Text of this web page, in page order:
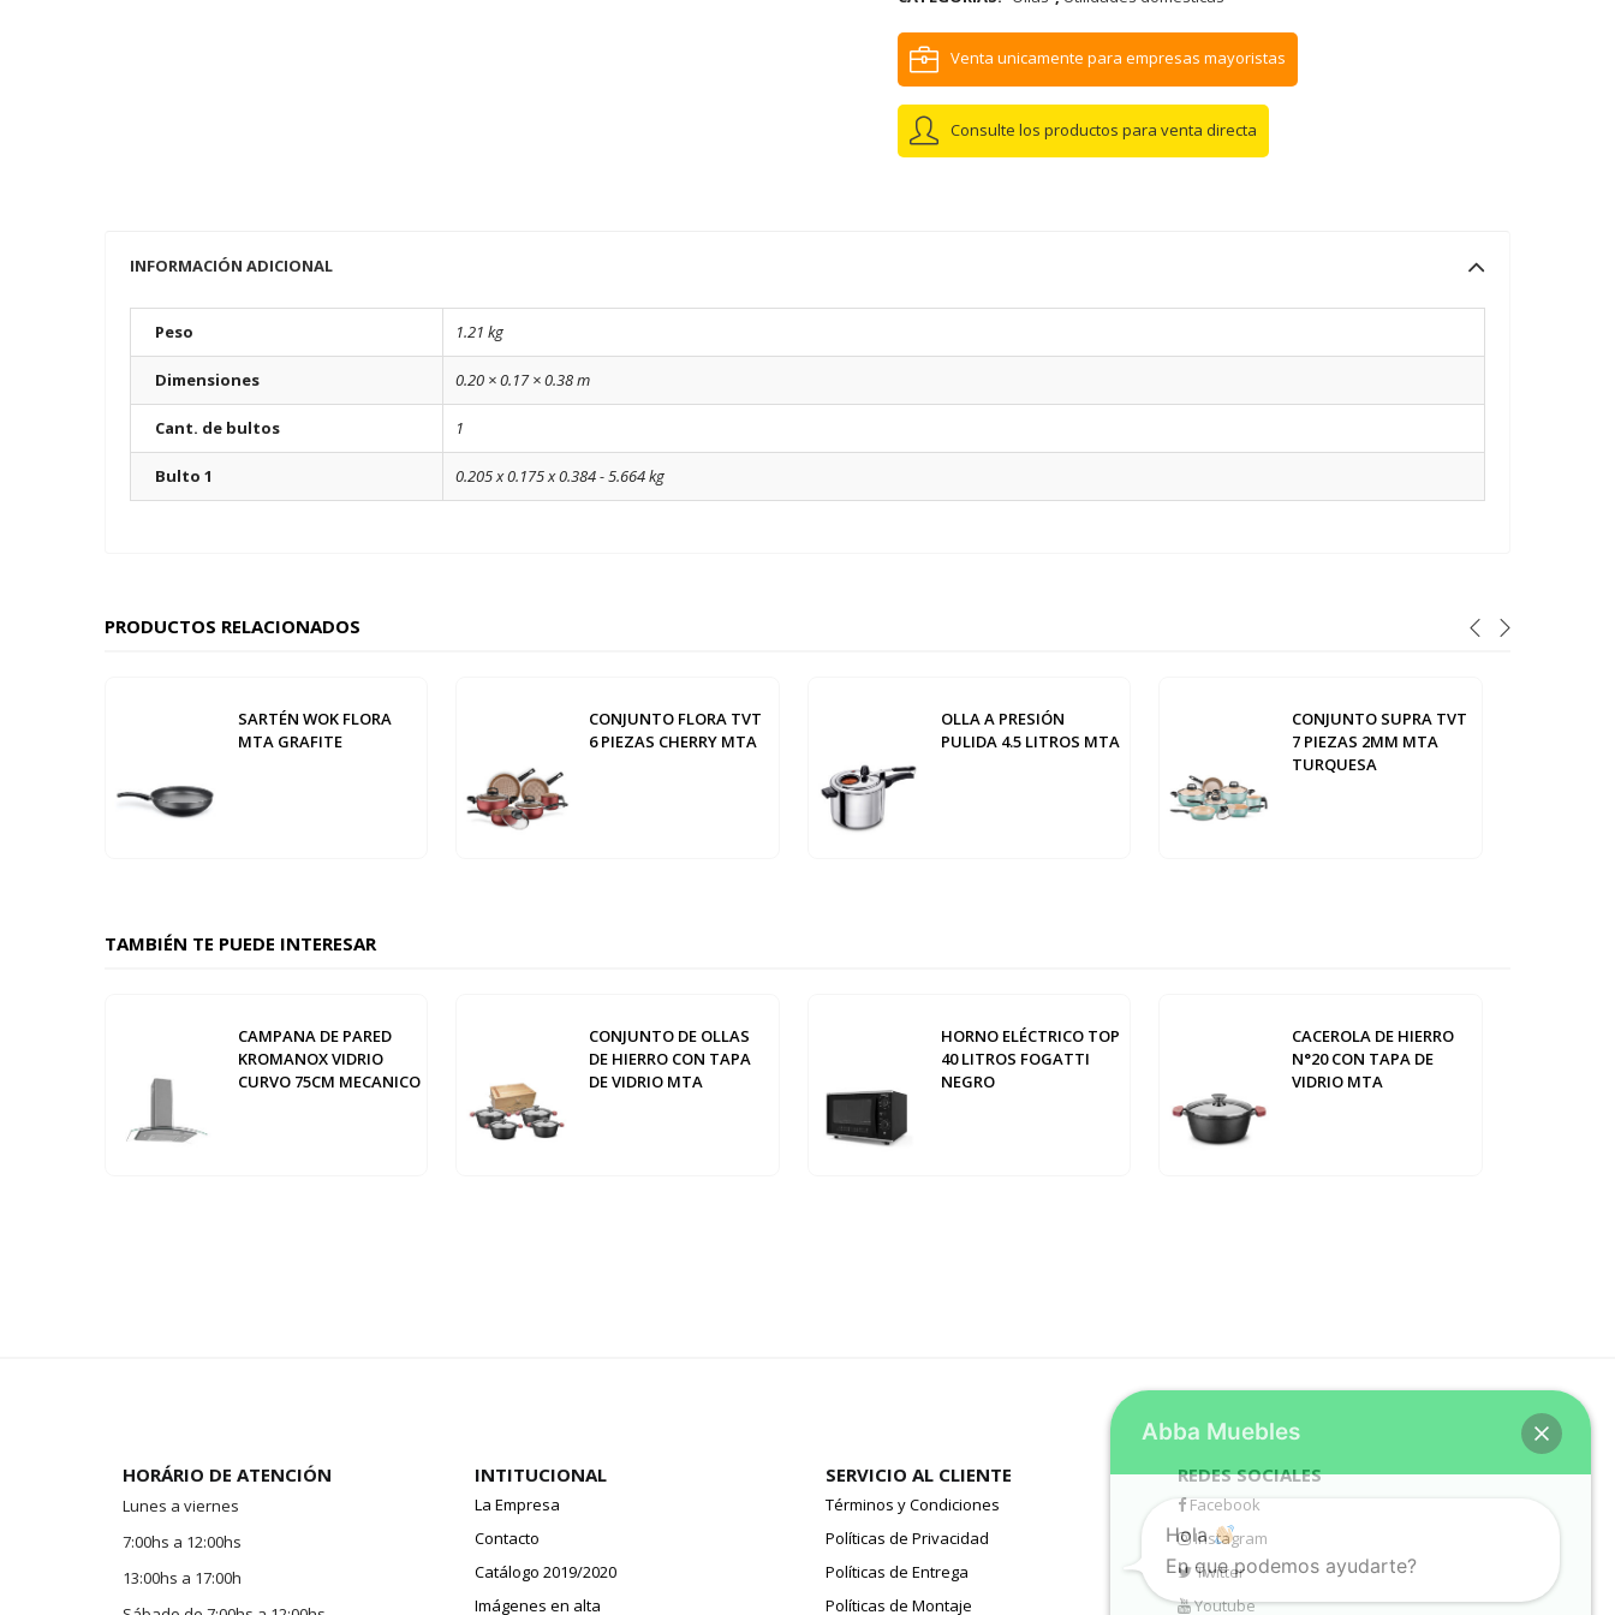
Venta unicamente para empresas mayoristas
Consulte los productos para venta directa
INFORMACIÓN ADICIONAL
Peso 1.21 kg
Dimensiones 0.20 × 0.17 × 0.38 m
Cant. de bultos 1
Bulto 1 0.205 x 0.175 x 0.384 - 5.664 kg
PRODUCTOS RELACIONADOS
SARTÉN WOK FLORA
MTA GRAFITE
CONJUNTO FLORA TVT
6 PIEZAS CHERRY MTA
OLLA A PRESIÓN
PULIDA 4.5 LITROS MTA
CONJUNTO SUPRA TVT
7 PIEZAS 2MM MTA
TURQUESA
TAMBIÉN TE PUEDE INTERESAR
CAMPANA DE PARED
KROMANOX VIDRIO
CURVO 75CM MECANICO
CONJUNTO DE OLLAS
DE HIERRO CON TAPA
DE VIDRIO MTA
HORNO ELÉCTRICO TOP
40 LITROS FOGATTI
NEGRO
CACEROLA DE HIERRO
N°20 CON TAPA DE
VIDRIO MTA
HORÁRIO DE ATENCIÓN
Lunes a viernes
7:00hs a 12:00hs
13:00hs a 17:00h
INTITUCIONAL
La Empresa
Contacto
Catálogo 2019/2020
Imágenes en alta
SERVICIO AL CLIENTE
Términos y Condiciones
Políticas de Privacidad
Políticas de Entrega
Políticas de Montaje
REDES SOCIALES
Facebook
Instagram
Twitter
Youtube
Abba Muebles
Hola
En que podemos ayudarte?